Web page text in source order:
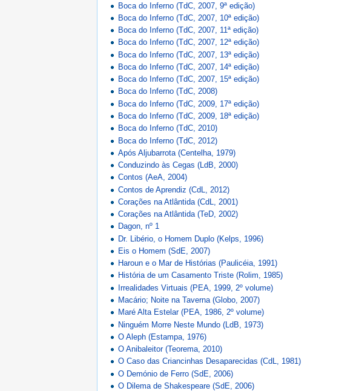
Boca do Inferno (TdC, 2007, 9ª edição)
Boca do Inferno (TdC, 2007, 10ª edição)
Boca do Inferno (TdC, 2007, 11ª edição)
Boca do Inferno (TdC, 2007, 12ª edição)
Boca do Inferno (TdC, 2007, 13ª edição)
Boca do Inferno (TdC, 2007, 14ª edição)
Boca do Inferno (TdC, 2007, 15ª edição)
Boca do Inferno (TdC, 2008)
Boca do Inferno (TdC, 2009, 17ª edição)
Boca do Inferno (TdC, 2009, 18ª edição)
Boca do Inferno (TdC, 2010)
Boca do Inferno (TdC, 2012)
Após Aljubarrota (Centelha, 1979)
Conduzindo às Cegas (LdB, 2000)
Contos (AeA, 2004)
Contos de Aprendiz (CdL, 2012)
Corações na Atlântida (CdL, 2001)
Corações na Atlântida (TeD, 2002)
Dagon, nº 1
Dr. Libério, o Homem Duplo (Kelps, 1996)
Eis o Homem (SdE, 2007)
Haroun e o Mar de Histórias (Paulicéia, 1991)
História de um Casamento Triste (Rolim, 1985)
Irrealidades Virtuais (PEA, 1999, 2º volume)
Macário; Noite na Taverna (Globo, 2007)
Maré Alta Estelar (PEA, 1986, 2º volume)
Ninguém Morre Neste Mundo (LdB, 1973)
O Aleph (Estampa, 1976)
O Anibaleitor (Teorema, 2010)
O Caso das Criancinhas Desaparecidas (CdL, 1981)
O Demónio de Ferro (SdE, 2006)
O Dilema de Shakespeare (SdE, 2006)